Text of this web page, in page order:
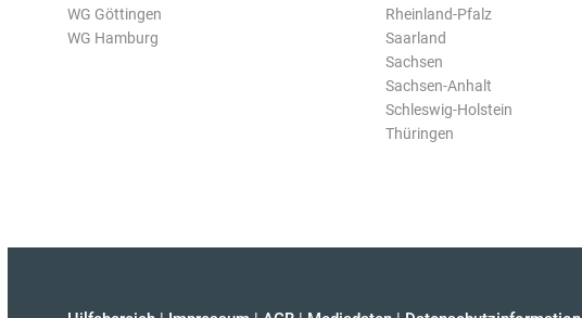
WG Göttingen
WG Hamburg
Rheinland-Pfalz
Saarland
Sachsen
Sachsen-Anhalt
Schleswig-Holstein
Thüringen